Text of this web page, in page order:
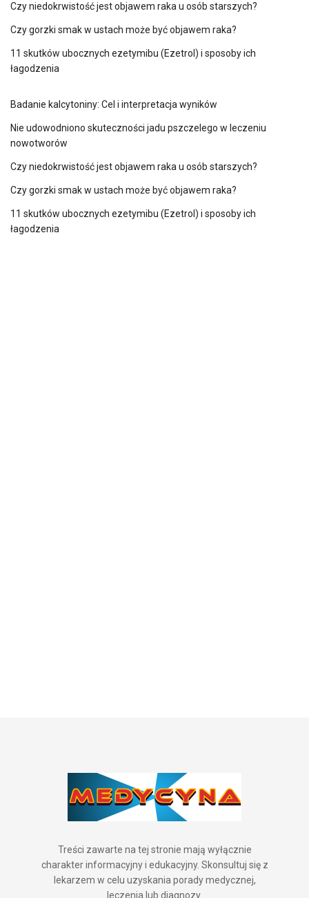
Czy niedokrwistość jest objawem raka u osób starszych?
Czy gorzki smak w ustach może być objawem raka?
11 skutków ubocznych ezetymibu (Ezetrol) i sposoby ich
łagodzenia
Badanie kalcytoniny: Cel i interpretacja wyników
Nie udowodniono skuteczności jadu pszczelego w leczeniu
nowotworów
Czy niedokrwistość jest objawem raka u osób starszych?
Czy gorzki smak w ustach może być objawem raka?
11 skutków ubocznych ezetymibu (Ezetrol) i sposoby ich
łagodzenia
Treści zawarte na tej stronie mają wyłącznie
charakter informacyjny i edukacyjny. Skonsultuj się z
lekarzem w celu uzyskania porady medycznej,
leczenia lub diagnozy.